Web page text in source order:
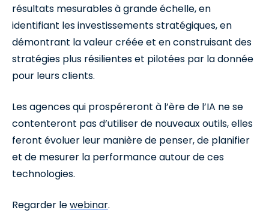
résultats mesurables à grande échelle, en
identifiant les investissements stratégiques, en
démontrant la valeur créée et en construisant des
stratégies plus résilientes et pilotées par la donnée
pour leurs clients.
Les agences qui prospéreront à l’ère de l’IA ne se
contenteront pas d’utiliser de nouveaux outils, elles
feront évoluer leur manière de penser, de planifier
et de mesurer la performance autour de ces
technologies.
Regarder lewebinar.